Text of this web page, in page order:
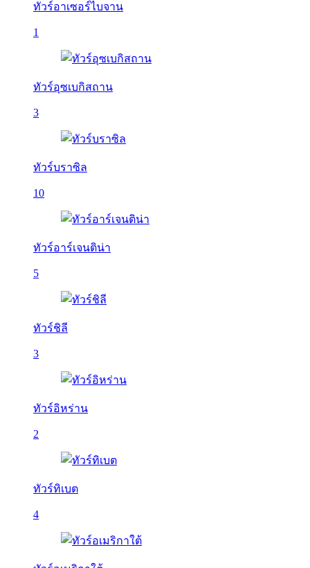
ทัวร์อาเซอร์ไบจาน
1
ทัวร์อุซเบกิสถาน
3
ทัวร์บราซิล
10
ทัวร์อาร์เจนติน่า
5
ทัวร์ชิลี
3
ทัวร์อิหร่าน
2
ทัวร์ทิเบต
4